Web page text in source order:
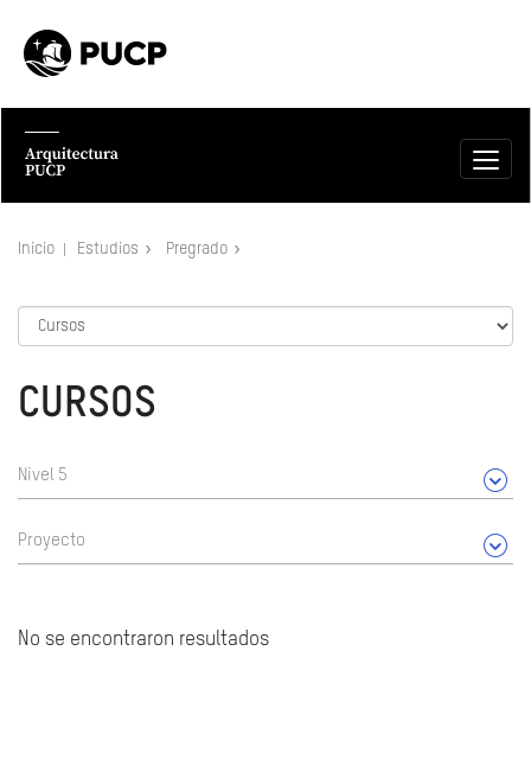
Inicio Estudios Pregrado
CURSOS
Nivel 5
Proyecto
No se encontraron resultados